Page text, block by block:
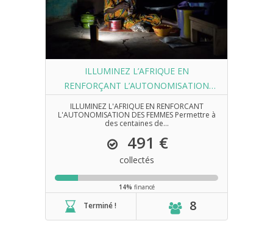
ILLUMINEZ L’AFRIQUE EN
RENFORÇANT L’AUTONOMISATION
ILLUMINEZ L'AFRIQUE EN RENFORCANT
L'AUTONOMISATION DES FEMMES Permettre à
des centaines de...
491 €
collectés
14% financé
Terminé ! 8